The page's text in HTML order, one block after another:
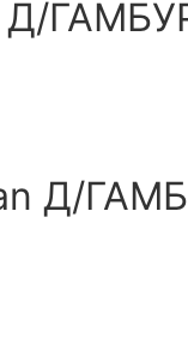
Д/